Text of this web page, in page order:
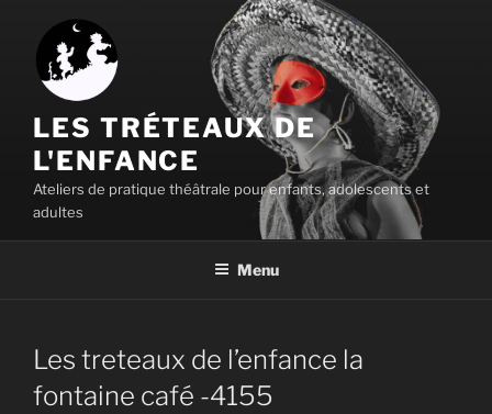
contenu
principal
LES TRÉTEAUX DE
L'ENFANCE
Ateliers de pratique théâtrale pour enfants, adolescents et
adultes
Menu
Les treteaux de l’enfance la
fontaine café -4155